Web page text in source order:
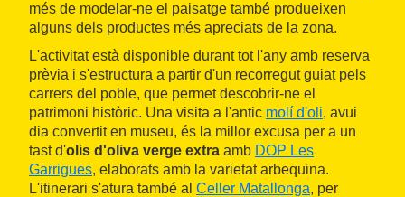
més de modelar-ne el paisatge també produeixen
alguns dels productes més apreciats de la zona.
L'activitat està disponible durant tot l'any amb reserva
prèvia i s'estructura a partir d'un recorregut guiat pels
carrers del poble, que permet descobrir-ne el
patrimoni històric. Una visita a l'antic molí d'oli, avui
dia convertit en museu, és la millor excusa per a un
tast d'olis d'oliva verge extra amb DOP Les
Garrigues, elaborats amb la varietat arbequina.
L'itinerari s'atura també al Celler Matallonga, per